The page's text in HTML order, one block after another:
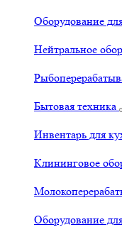
Оборудование
Нейтральное
Бытовая техника
Инвентарь для
Клининговое
Оборудование